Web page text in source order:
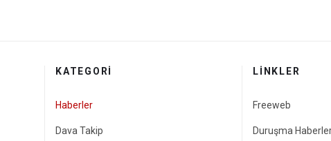
KATEGORI
Haberler
Dava Takip
LINKLER
Freeweb
Duruşma